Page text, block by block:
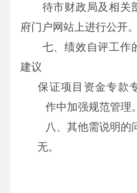
待市财政局及相关
府门户网站上进行公开。
七、绩效自评工作
建议
保证项目资金专款
作中加强规范管理。
八、其他需说明的
无。